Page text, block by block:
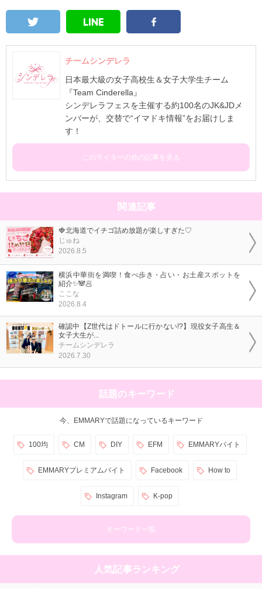
チームシンデレラ
日本最大級の女子高校生＆女子大学生チーム
『Team Cinderella』
シンデレラフェスを主催する約100名のJK&JDメ
ンバーが、交替で“イマドキ情報”をお届けしま
す！
このライターの他の記事を見る
関連記事
🍓北海道でイチゴ詰め放題が楽しすぎた♡
じゅね
2026.8.5
横浜中華街を満喫！食べ歩き・占い・お土産スポットを
紹介✨🐼🥟
ここな
2026.8.4
確認中【Z世代はドトールに行かない!?】現役女子高生＆
女子大生が...
チームシンデレラ
2026.7.30
話題のキーワード
今、EMMARYで話題になっているキーワード
100均 CM DIY EFM EMMARYバイト
EMMARYプレミアムバイト Facebook How to
Instagram K-pop
キーワード一覧
人気記事ランキング